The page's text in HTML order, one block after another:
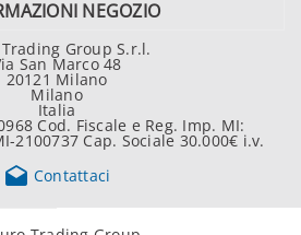
NEGOZIO
Group S.r.l.
San Marco 48
20121 Milano
Milano
Italia
Cod. Fiscale e Reg. Imp. MI:
2100737 Cap. Sociale 30.000€ i.v.
 Contattaci